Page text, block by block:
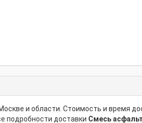
и области. Стоимость и время
подробности доставки Смесь